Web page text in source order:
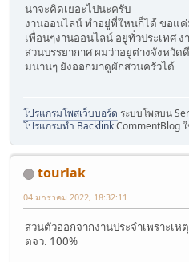
น่าจะคิดเยอะไปนะครับ
งานออนไลน์ ทำอยู่ที่ใหนก็ได้ ขอแ
เพื่อนๆงานออนไลน์ อยู่ทั่วประเทศ
ส่วนบรรยากาศ ผมว่าอยู่ต่างจังหวัด
มนานๆ ยังออกมาดูผักสวนครัวได้
โปรแกรมโพสเว็บบอร์ด ระบบโพสบน
โปรแกรมทำ BacklinkCommentBlog
tourlak
04 มกราคม 2022, 18:32:11
ส่วนตัวออกจากงานประจำเพราะเห
ตจว. 100%